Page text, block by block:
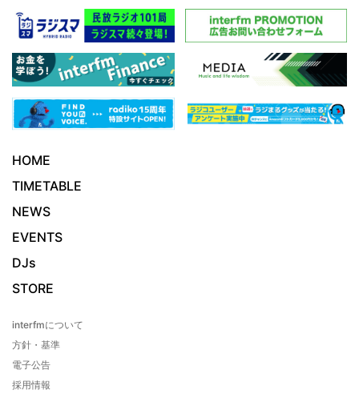
HOME
TIMETABLE
NEWS
EVENTS
DJs
STORE
interfmについて
方針・基準
電子公告
採用情報